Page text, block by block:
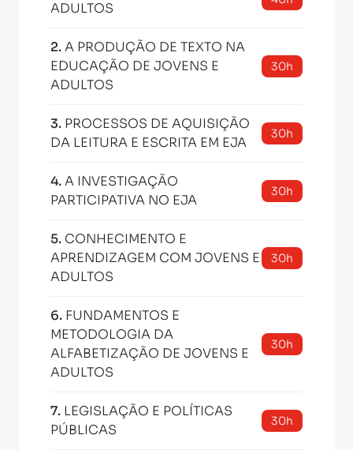
ADULTOS
2.A PRODUÇÃO DE TEXTO NA
EDUCAÇÃO DE JOVENS E
ADULTOS
30h
3. PROCESSOS DE AQUISIÇÃO
DA LEITURA E ESCRITA EM EJA
30h
4.A INVESTIGAÇÃO
PARTICIPATIVA NO EJA
30h
5. CONHECIMENTO E
APRENDIZAGEM COM JOVENS E
ADULTOS
30h
6. FUNDAMENTOS E
METODOLOGIA DA
ALFABETIZAÇÃO DE JOVENS E
ADULTOS
30h
7. LEGISLAÇÃO E POLÍTICAS
PÚBLICAS
30h